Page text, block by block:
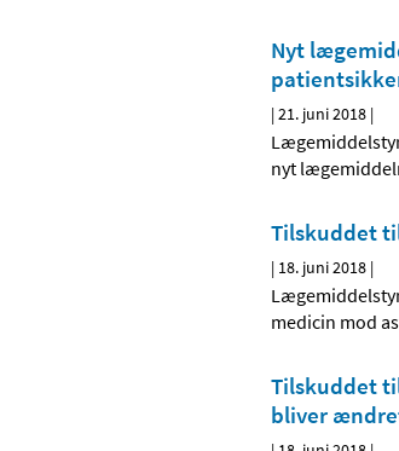
Nyt
|21. juni 2018 |
nyt
Tilskuddet
| 18. juni 2018 |
medicin mod
Tilskuddet
bliver